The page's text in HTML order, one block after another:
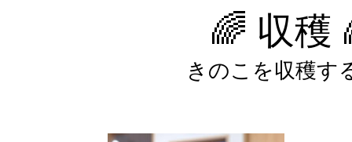
🌈 収穫
きのこを収穫す